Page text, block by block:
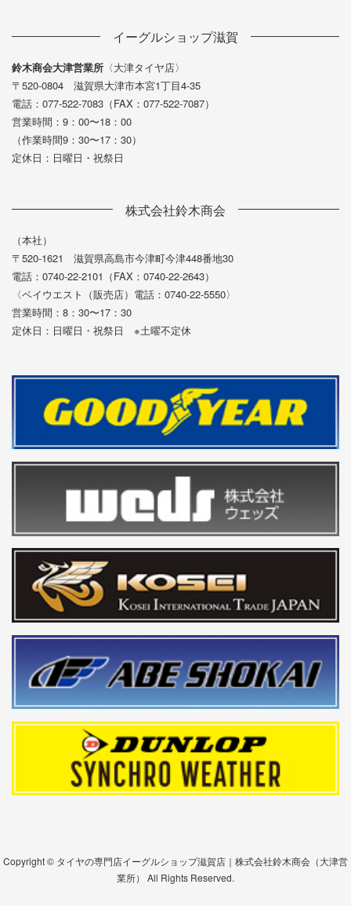
イーグルショップ滋賀
鈴木商会大津営業所 〈大津タイヤ店〉
〒520-0804 滋賀県大津市本宮1丁目4-35
電話：077-522-7083（FAX：077-522-7087）
営業時間：9：00〜18：00
（作業時間9：30〜17：30）
定休日：日曜日・祝祭日
株式会社鈴木商会
（本社）
〒520-1621 滋賀県高島市今津町今津448番地30
電話：0740-22-2101（FAX：0740-22-2643）
〈ベイウエスト（販売店）電話：0740-22-5550〉
営業時間：8：30〜17：30
定休日：日曜日・祝祭日 ※土曜不定休
Copyright © タイヤの専門店イーグルショップ滋賀店｜株式会社鈴木商会（大津営
業所） All Rights Reserved.